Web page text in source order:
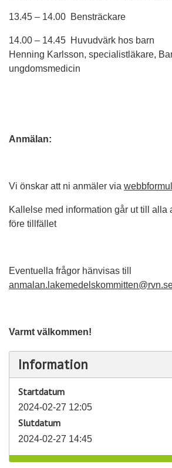
13.45 – 14.00 Bensträckare
14.00 – 14.45 Huvudvärk hos barn
Henning Karlsson, specialistläkare,
ungdomsmedicin
Anmälan:
Vi önskar att ni anmäler via
Kallelse med information går ut till alla
före tillfället
Eventuella frågor hänvisas till
Varmt välkommen!
Information
Startdatum
2024-02-27 12:05
Slutdatum
2024-02-27 14:45